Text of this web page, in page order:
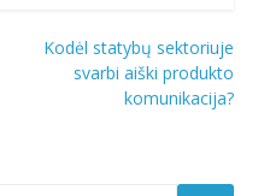
Kodėl statybų sektoriuje
svarbi aiški produkto
komunikacija?